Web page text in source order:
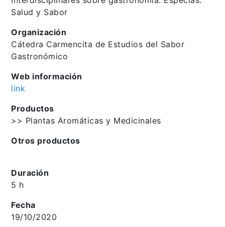
Salud y Sabor
Organización
Cátedra Carmencita de Estudios del Sabor
Gastronómico
Web información
link
Productos
>> Plantas Aromáticas y Medicinales
Otros productos
Duración
5 h
Fecha
19/10/2020